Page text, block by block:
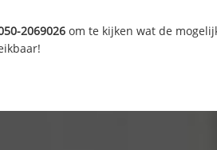
2069026 om te kijken wat de